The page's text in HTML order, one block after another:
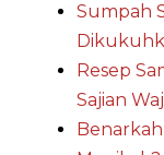
Sumpah
Resep
Sajian